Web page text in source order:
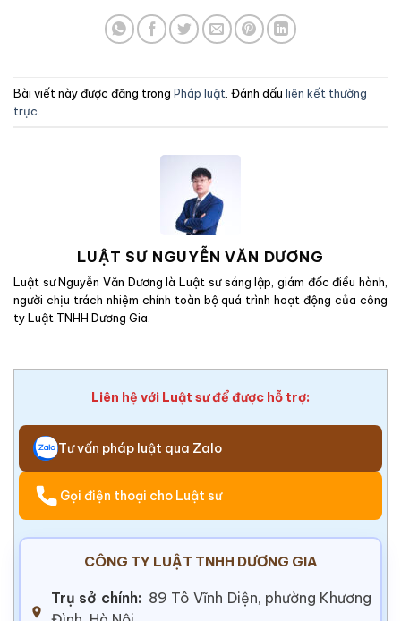
Bài viết này được đăng trong Pháp luật . Đánh dấu liên kết thường
trực
LUẬT SƯ NGUYỄN VĂN DƯƠNG
Luật sư Nguyễn Văn Dương là Luật sư sáng lập, giám đốc điều hành,
người chịu trách nhiệm chính toàn bộ quá trình hoạt động của công
ty Luật TNHH Dương Gia.
Liên hệ với Luật sư để được hỗ trợ:
Tư vấn pháp luật qua Zalo
Gọi điện thoại cho Luật sư
CÔNG TY LUẬT TNHH DƯƠNG GIA
Trụ sở chính: 89 Tô Vĩnh Diện, phường Khương